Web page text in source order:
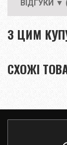
ВІДГУКИ ▼
З ЦИМ
СХОЖІ